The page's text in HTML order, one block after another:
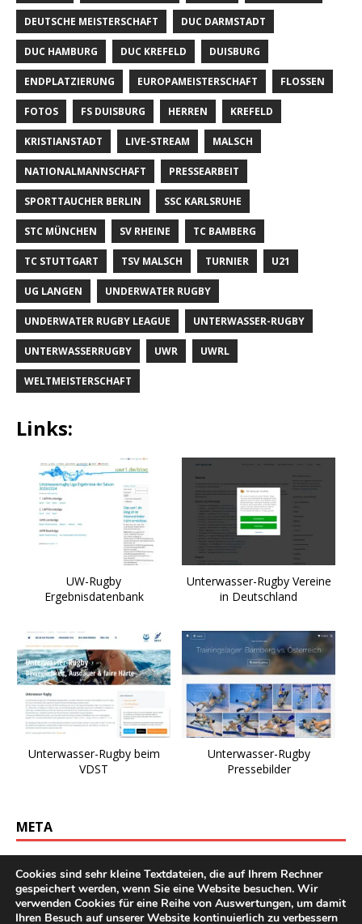
DEUTSCHE MEISTERSCHAFT DUC DARMSTADT
DUC HAMBURG DUC KREFELD DUISBURG
ENDPLATZIERUNG EUROPAMEISTERSCHAFT FLOSSEN
FOTOS FS DUISBURG HERREN KREFELD
KRISTIANSTADT LIVE-STREAM MALSCH
NATIONALMANNSCHAFT PRESSEARBEIT
SPORTTAUCHER BERLIN SSC KARLSRUHE
STC MÜNCHEN SV RHEINE TC BAMBERG
TC STUTTGART TSV MALSCH TURNIER U21
UG LANGEN UNDERWATER RUGBY
UNDERWATER RUGBY LEAGUE UNTERWASSER-RUGBY
UNTERWASSERRUGBY UWR UWRL
WELTMEISTERSCHAFT
Links:
UW-Rugby
Ergebnisdatenbank
Unterwasser-Rugby Vereine
in Deutschland
Unterwasser-Rugby beim
VDST
Unterwasser-Rugby
Pressebilder
META
Anmelden
Eintrags-Feed
Kommentar-Feed
Cookies sind sehr kleine Textdateien, die auf Ihrem Rechner
gespeichert werden, wenn Sie eine Website besuchen. Wir
verwenden Cookies für eine Reihe von Auswertungen, um damit
Ihren Besuch auf unserer Website kontinuierlich zu verbessern